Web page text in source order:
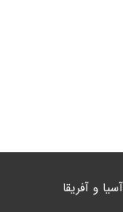
آسیا و آفریقا